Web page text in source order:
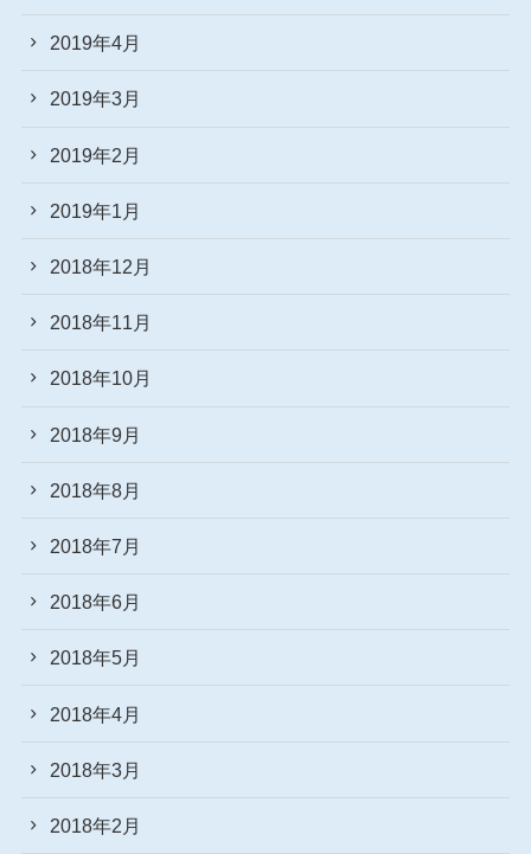
2019年4月
2019年3月
2019年2月
2019年1月
2018年12月
2018年11月
2018年10月
2018年9月
2018年8月
2018年7月
2018年6月
2018年5月
2018年4月
2018年3月
2018年2月